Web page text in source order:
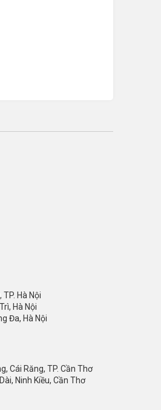
Hà Nội
Hà Nội
Đa, Hà Nội
Cái Răng, TP. Cần Thơ
Ninh Kiều, Cần Thơ